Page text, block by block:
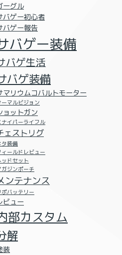
ーグル
バゲー初心者
バゲー報告
バゲー装備
バゲ生活
バゲ装備
マリウムコバルトモーター
ーマルビジョン
ョットガン
ナイパーライフル
ェストリグ
タ装備
ィールドレビュー
ッドセット
ガジンポーチ
ンテナンス
ポバッテリー
ビュー
部カスタム
解
装